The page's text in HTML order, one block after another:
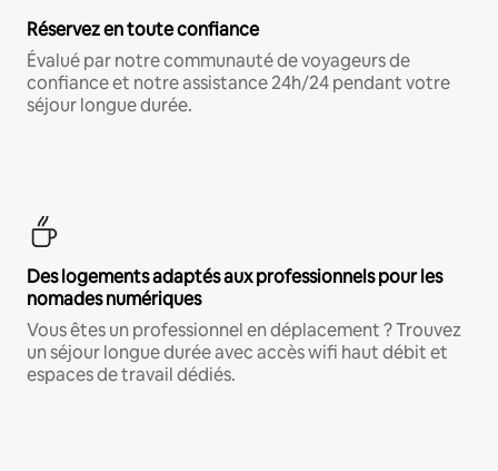
Réservez en toute confiance
Évalué par notre communauté de voyageurs de
confiance et notre assistance 24h/24 pendant votre
séjour longue durée.
Des logements adaptés aux professionnels pour les
nomades numériques
Vous êtes un professionnel en déplacement ? Trouvez
un séjour longue durée avec accès wifi haut débit et
espaces de travail dédiés.